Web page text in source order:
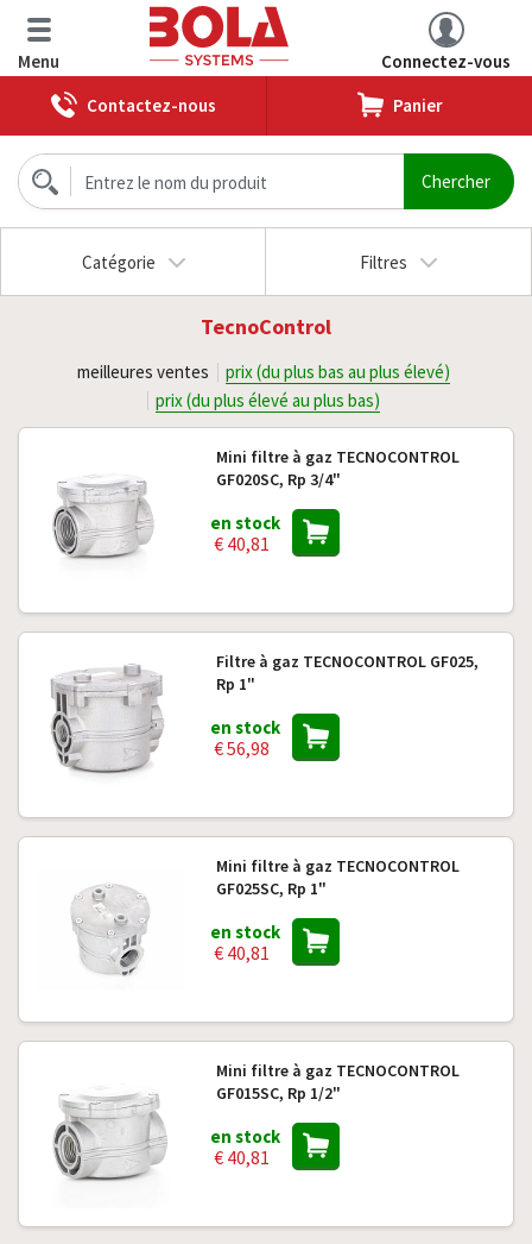
Menu
Connectez-vous
Contactez-nous
Panier
Catégorie Filtres
TecnoControl
meilleures ventes
prix (du plus bas au plus élevé)
prix (du plus élevé au plus bas)
Mini filtre à gaz TECNOCONTROL
GF020SC, Rp 3/4"
en stock
€ 40,81
Filtre à gaz TECNOCONTROL GF025,
Rp 1"
en stock
€ 56,98
Mini filtre à gaz TECNOCONTROL
GF025SC, Rp 1"
en stock
€ 40,81
Mini filtre à gaz TECNOCONTROL
GF015SC, Rp 1/2"
en stock
€ 40,81